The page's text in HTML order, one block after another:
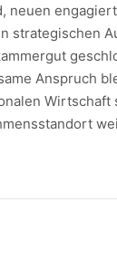
neuen
strategischen
Anspruch
Wirtschaft